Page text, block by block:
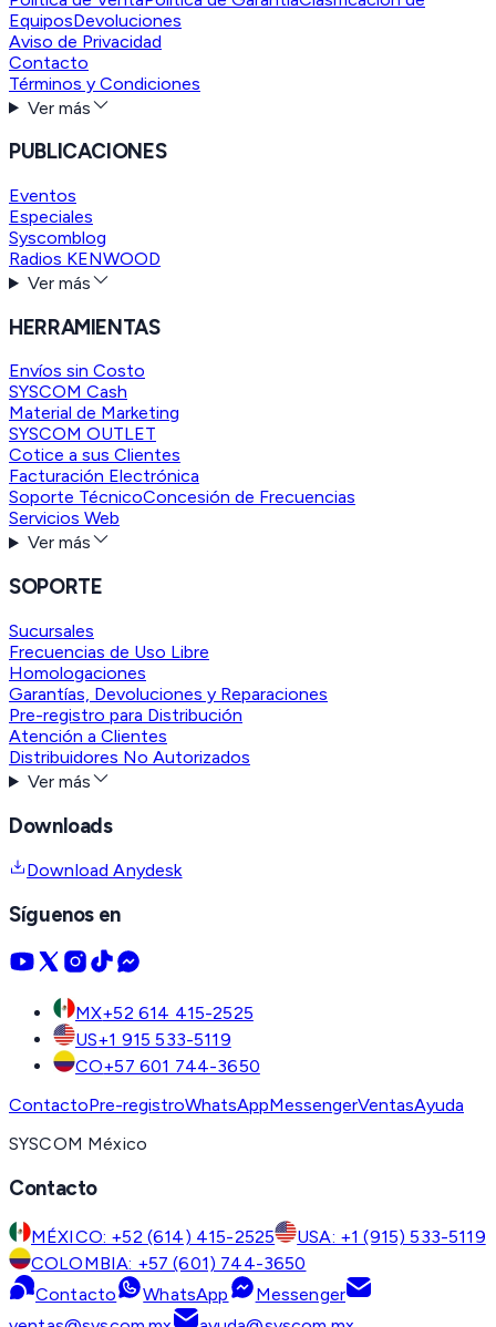
EquiposDevoluciones
Aviso de Privacidad
Contacto
Términos y Condiciones
Ver más
PUBLICACIONES
Eventos
Especiales
Syscomblog
Radios KENWOOD
Ver más
HERRAMIENTAS
Envíos sin Costo
SYSCOM Cash
Material de Marketing
SYSCOM OUTLET
Cotice a sus Clientes
Facturación Electrónica
Soporte TécnicoConcesión de Frecuencias
Servicios Web
Ver más
SOPORTE
Sucursales
Frecuencias de Uso Libre
Homologaciones
Garantías, Devoluciones y Reparaciones
Pre-registro para Distribución
Atención a Clientes
Distribuidores No Autorizados
Ver más
Downloads
Download Anydesk
Síguenos en
MX+52 614 415-2525
US+1 915 533-5119
CO+57 601 744-3650
ContactoPre-registroWhatsAppMessengerVentasAyuda
SYSCOM México
Contacto
MÉXICO: +52 (614) 415-2525
USA: +1 (915) 533-5119
COLOMBIA: +57 (601) 744-3650
Contacto
WhatsApp
Messenger